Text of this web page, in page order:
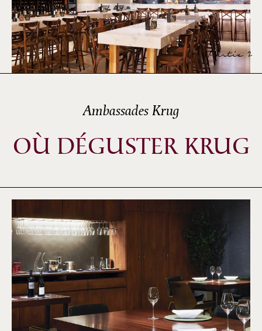
Partie 2
Ambassades Krug
OÙ DÉGUSTER KRUG